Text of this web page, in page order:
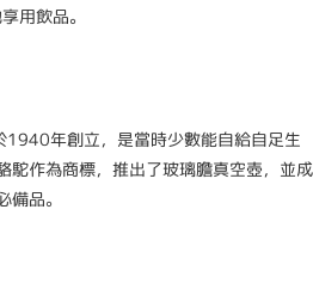
用飲品。
1940年創立，是當時少數能自給自足生
駝作為商標，推出了玻璃膽真空壺，並成
品。